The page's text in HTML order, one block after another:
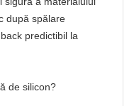
după spălare
predictibil la
de silicon?